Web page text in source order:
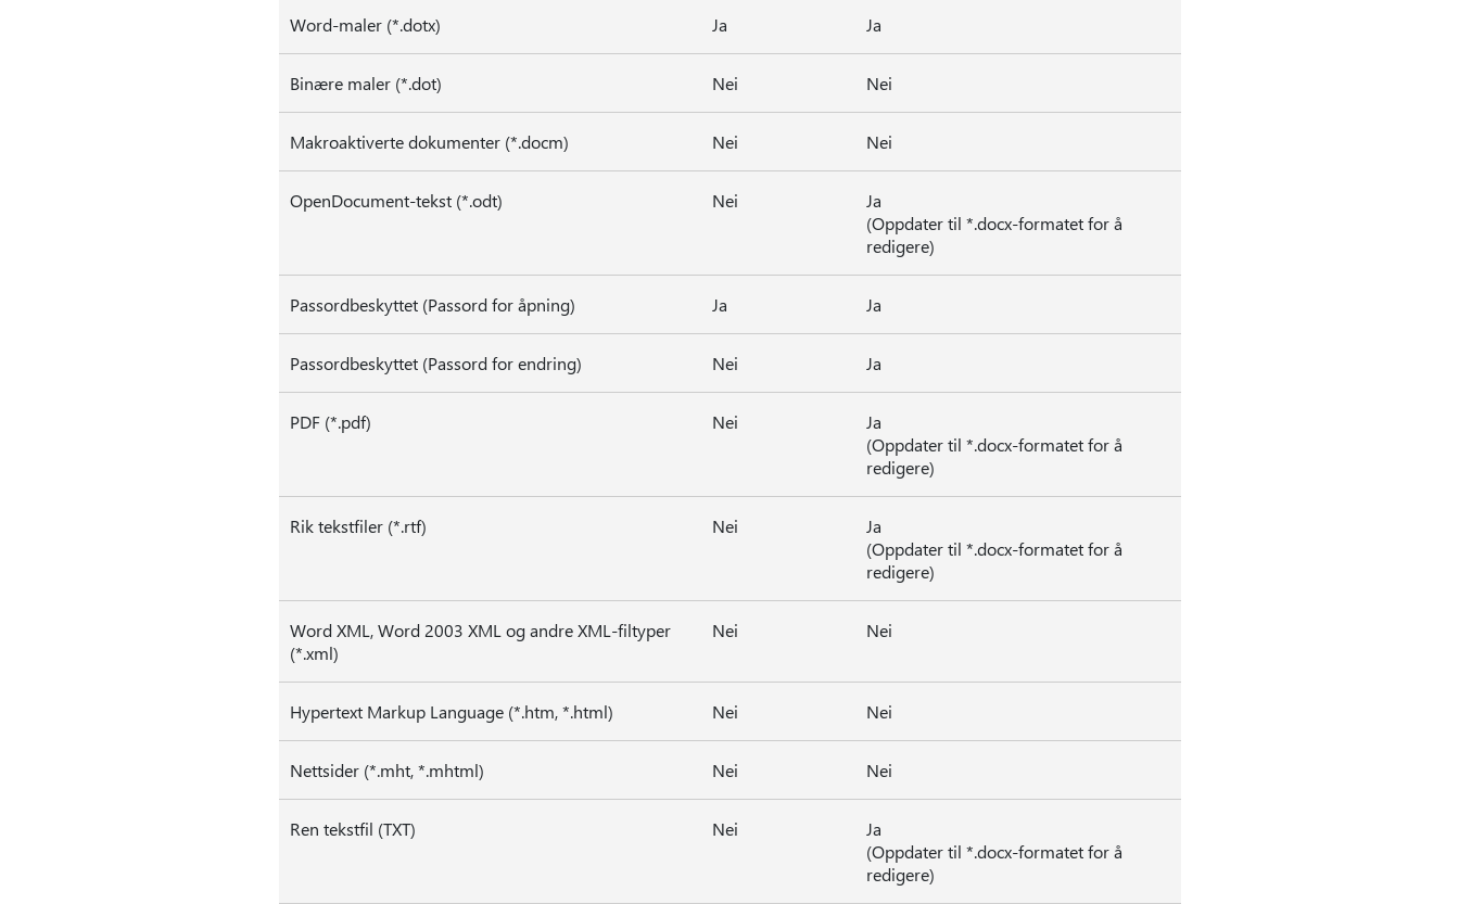
Word-maler (*.dotx) Ja Ja
Binære maler (*.dot) Nei Nei
Makroaktiverte dokumenter (*.docm) Nei Nei
OpenDocument-tekst (*.odt) Nei
Ja
(Oppdater til *.docx-formatet for å
redigere)
Passordbeskyttet (Passord for åpning) Ja Ja
Passordbeskyttet (Passord for endring) Nei Ja
PDF (*.pdf) Nei
Ja
(Oppdater til *.docx-formatet for å
redigere)
Rik tekstfiler (*.rtf) Nei
Ja
(Oppdater til *.docx-formatet for å
redigere)
Word XML, Word 2003 XML og andre XML-filtyper
(*.xml)
Nei Nei
Hypertext Markup Language (*.htm, *.html) Nei Nei
Nettsider (*.mht, *.mhtml) Nei Nei
Ren tekstfil (TXT) Nei
Ja
(Oppdater til *.docx-formatet for å
redigere)